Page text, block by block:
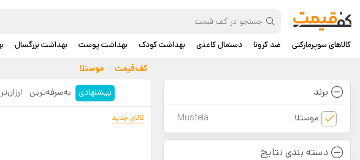
کالاهای سوپرمارکتی ضد کرونا دستمال کاغذی بهداشت کودک بهداشت پوست بهداشت بزرگسال
برند
موستلا Mustela
دسته بندی نتایج
کف‌قیمت
موستلا
پیشنهادی
به‌صرفه‌ترین
کالای جدید